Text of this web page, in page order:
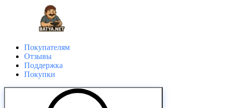
Покупателям
Отзывы
Поддержка
Покупки